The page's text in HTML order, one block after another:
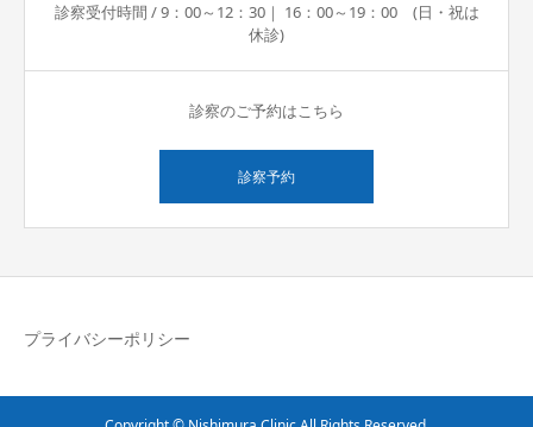
診察受付時間 / 9：00～12：30｜ 16：00～19：00 (日・祝は
休診)
診察のご予約はこちら
診察予約
プライバシーポリシー